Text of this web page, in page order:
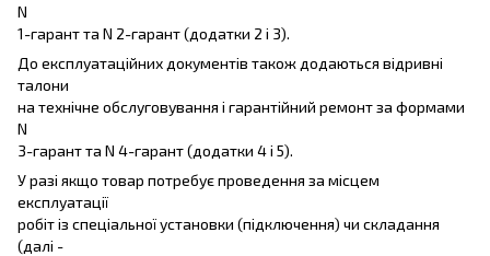
N
1-гарант та N 2-гарант (додатки 2 і 3).
До експлуатаційних документів також додаються відривні
талони
на технічне обслуговування і гарантійний ремонт за формами
N
3-гарант та N 4-гарант (додатки 4 і 5).
У разі якщо товар потребує проведення за місцем
експлуатації
робіт із спеціальної установки (підключення) чи складання
(далі -